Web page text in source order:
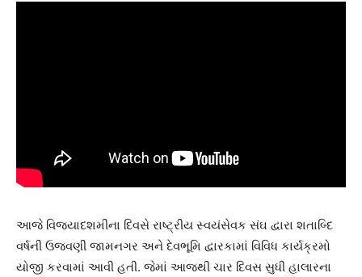
આજે વિજયાદશમીના દિવસે રાષ્ટ્રીય સ્વયંસેવક સંઘ દ્વારા શતાબ્દિ
વર્ષની ઉજવણી જામનગર અને દેવભૂમિ દ્વારકામાં વિવિધ કાર્યક્રમો
યોજી કરવામાં આવી હતી. જેમાં આજથી ચાર દિવસ સુધી હાલારના